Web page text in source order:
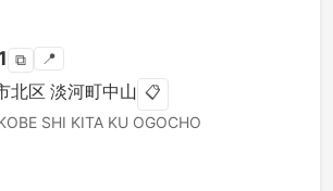
⧉ 📍
北区 淡河町中山 📋
SHI KITA KU OGOCHO